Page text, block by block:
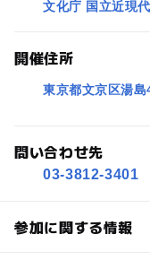
文化庁 国立近現
開催住所
東京都文京区湯
問い合わせ先
03-3812-3401
参加に関する情報